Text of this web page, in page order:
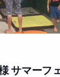
サマーフ